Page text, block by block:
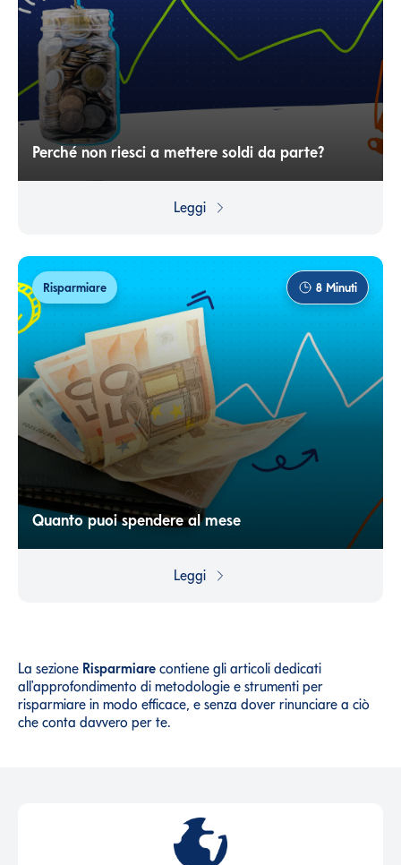
Perché non riesci a mettere soldi da parte?
Leggi
Risparmiare 8 Minuti
Quanto puoi spendere al mese
spendere troppo, o troppo poco.
Leggi
La sezione Risparmiare contiene gli articoli dedicati
all'approfondimento di metodologie e strumenti per
risparmiare in modo efficace, e senza dover rinunciare a ciò
che conta davvero per te.